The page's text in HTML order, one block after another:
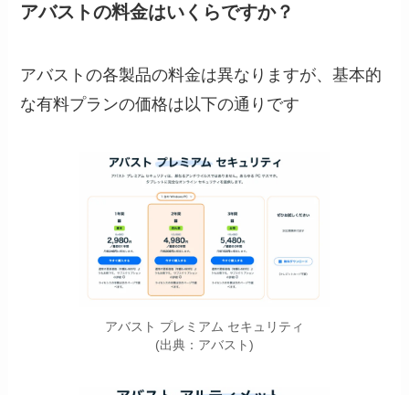
アバストの料金はいくらですか？
アバストの各製品の料金は異なりますが、基本的
な有料プランの価格は以下の通りです
アバスト プレミアム セキュリティ
(出典：アバスト)